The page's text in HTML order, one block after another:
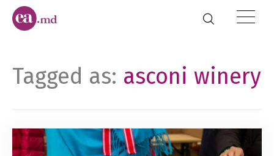
Tagged as: asconi winery